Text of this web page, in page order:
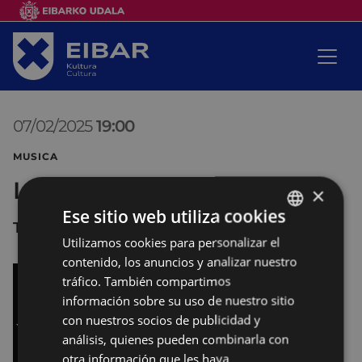
07/02/2025 19:00
MUSICA
La blues company
Teatro COLISEO
BASQUE
SPANISH
×
Ese sitio web utiliza cookies
Utilizamos cookies para personalizar el
contenido, los anuncios y analizar nuestro
tráfico. También compartimos
información sobre su uso de nuestro sitio
con nuestros socios de publicidad y
análisis, quienes pueden combinarla con
otra información que les haya